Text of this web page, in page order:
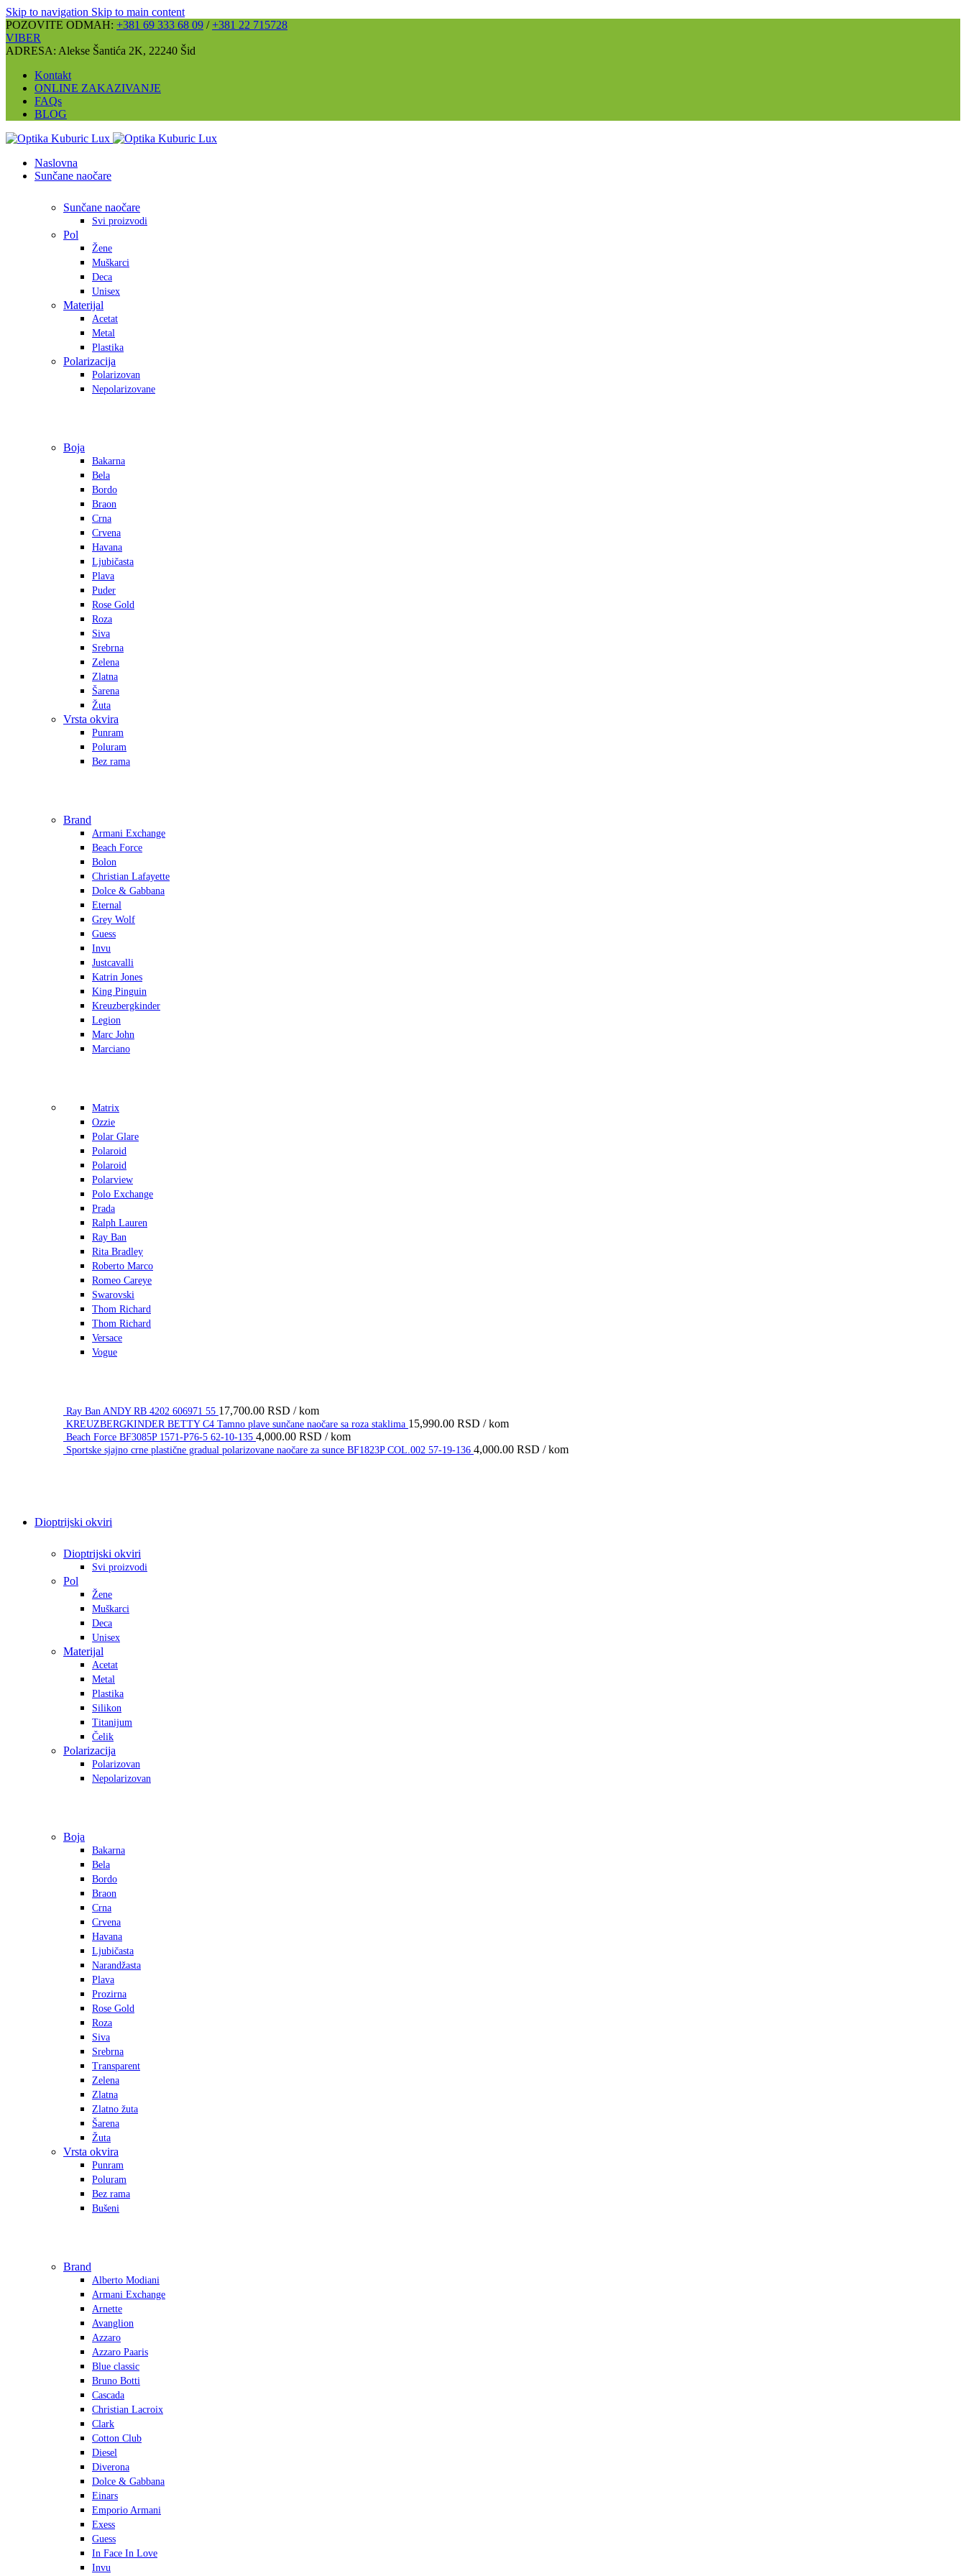
Skip to navigation Skip to main content
POZOVITE ODMAH: +381 69 333 68 09 /+381 22 715728
VIBER
ADRESA: Alekse Šantića 2K, 22240 Šid
Kontakt
ONLINE ZAKAZIVANJE
FAQs
BLOG
Naslovna
Sunčane naočare
Sunčane naočare
Svi proizvodi
Pol
Žene
Muškarci
Deca
Unisex
Materijal
Acetat
Metal
Plastika
Polarizacija
Polarizovan
Nepolarizovane
Boja
Bakarna
Bela
Bordo
Braon
Crna
Crvena
Havana
Ljubičasta
Plava
Puder
Rose Gold
Roza
Siva
Srebrna
Zelena
Zlatna
Šarena
Žuta
Vrsta okvira
Punram
Poluram
Bez rama
Brand
Armani Exchange
Beach Force
Bolon
Christian Lafayette
Dolce & Gabbana
Eternal
Grey Wolf
Guess
Invu
Justcavalli
Katrin Jones
King Pinguin
Kreuzbergkinder
Legion
Marc John
Marciano
Matrix
Ozzie
Polar Glare
Polaroid
Polaroid
Polarview
Polo Exchange
Prada
Ralph Lauren
Ray Ban
Rita Bradley
Roberto Marco
Romeo Careye
Swarovski
Thom Richard
Thom Richard
Versace
Vogue
Ray Ban ANDY RB 4202 606971 55 17,700.00 RSD / kom
KREUZBERGKINDER BETTY C4 Tamno plave sunčane naočare sa roza staklima 15,990.00 RSD / kom
Beach Force BF3085P 1571-P76-5 62-10-135 4,000.00 RSD / kom
Sportske sjajno crne plastične gradual polarizovane naočare za sunce BF1823P COL.002 57-19-136 4,000.00 RSD / kom
Dioptrijski okviri
Dioptrijski okviri
Svi proizvodi
Pol
Žene
Muškarci
Deca
Unisex
Materijal
Acetat
Metal
Plastika
Silikon
Titanijum
Čelik
Polarizacija
Polarizovan
Nepolarizovan
Boja
Bakarna
Bela
Bordo
Braon
Crna
Crvena
Havana
Ljubičasta
Narandžasta
Plava
Prozirna
Rose Gold
Roza
Siva
Srebrna
Transparent
Zelena
Zlatna
Zlatno žuta
Šarena
Žuta
Vrsta okvira
Punram
Poluram
Bez rama
Bušeni
Brand
Alberto Modiani
Armani Exchange
Arnette
Avanglion
Azzaro
Azzaro Paaris
Blue classic
Bruno Botti
Cascada
Christian Lacroix
Clark
Cotton Club
Diesel
Diverona
Dolce & Gabbana
Einars
Emporio Armani
Exess
Guess
In Face In Love
Invu